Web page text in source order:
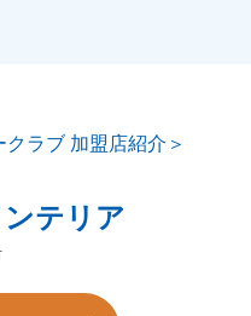
ラブ 加盟店紹介＞
テリア